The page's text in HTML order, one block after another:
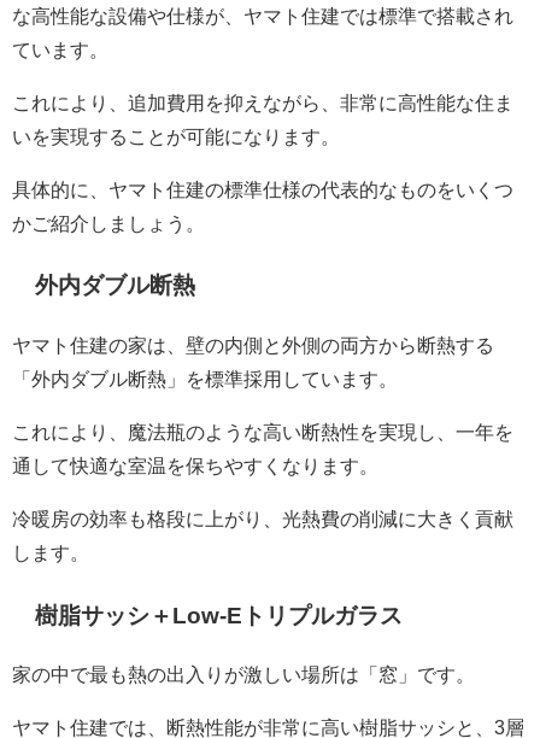
な高性能な設備や仕様が、ヤマト住建では標準で搭載され
ています。
これにより、追加費用を抑えながら、非常に高性能な住ま
いを実現することが可能になります。
具体的に、ヤマト住建の標準仕様の代表的なものをいくつ
かご紹介しましょう。
外内ダブル断熱
ヤマト住建の家は、壁の内側と外側の両方から断熱する
「外内ダブル断熱」を標準採用しています。
これにより、魔法瓶のような高い断熱性を実現し、一年を
通して快適な室温を保ちやすくなります。
冷暖房の効率も格段に上がり、光熱費の削減に大きく貢献
します。
樹脂サッシ＋Low-Eトリプルガラス
家の中で最も熱の出入りが激しい場所は「窓」です。
ヤマト住建では、断熱性能が非常に高い樹脂サッシと、3層